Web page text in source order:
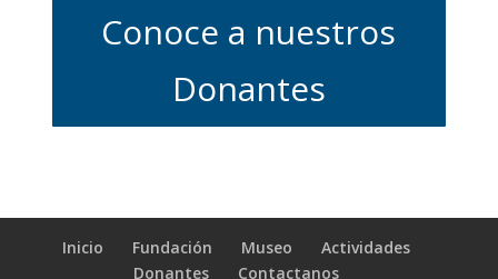
Conoce a nuestros
Donantes
Inicio Fundación Museo
Actividades
Donantes
Contactanos